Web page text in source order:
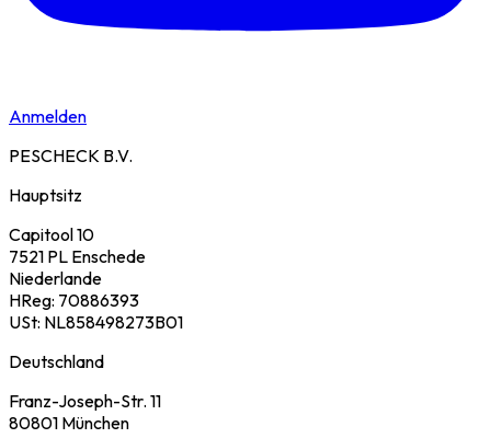
Anmelden
PESCHECK B.V.
Hauptsitz
Capitool 10
7521 PL Enschede
Niederlande
HReg: 70886393
USt: NL858498273B01
Deutschland
Franz-Joseph-Str. 11
80801 München